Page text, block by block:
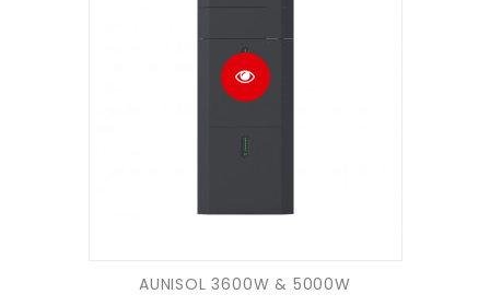
AUNISOL 3600W & 5000W